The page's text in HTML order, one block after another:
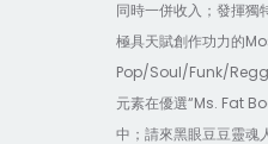
同時一併收入；發揮獨
極具天賦創作功力的
Pop/Soul/Funk/
元素在優選“Ms. Fat
中；請來黑眼豆豆靈魂